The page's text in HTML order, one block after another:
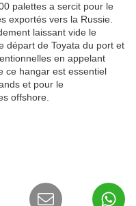
palettes a sercit pour le
exportés vers la Russie.
laissant vide le
départ de Toyata du port et
en appelant
ce hangar est essentiel
et pour le
offshore.